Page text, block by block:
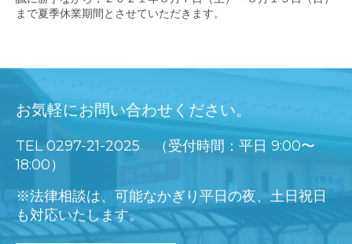
まで夏季休業期間とさせていただきます。
お気軽にお問い合わせください。
TEL0297-21-2025 （受付時間：平日 9:00〜
18:00）
※法律相談は、可能なかぎり平日の夜、土日祝日
も対応いたします。